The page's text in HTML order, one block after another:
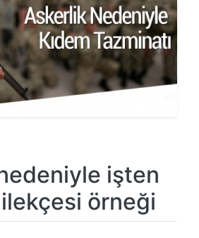
işten
örneği